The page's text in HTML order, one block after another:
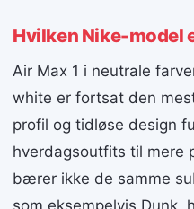
Hvilken Nike-model
Air Max 1 i neutrale
white er fortsat den
profil og tidløse design
hverdagsoutfits til mere
bærer ikke de samme